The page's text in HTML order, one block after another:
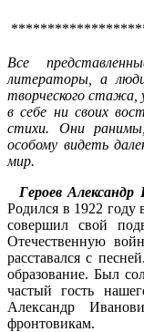
Все
литераторы, а
творческого стажа,
в себе ни своих
стихи. Они
особому видеть
мир.
Героев Александр
Родился в 1922 году
совершил свой
Отечественную
расставался с
образование. Был
частый гость
Александр
фронтовикам.